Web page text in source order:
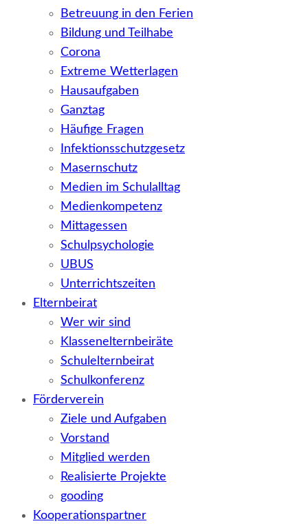
Betreuung in den Ferien
Bildung und Teilhabe
Corona
Extreme Wetterlagen
Hausaufgaben
Ganztag
Häufige Fragen
Infektionsschutzgesetz
Masernschutz
Medien im Schulalltag
Medienkompetenz
Mittagessen
Schulpsychologie
UBUS
Unterrichtszeiten
Elternbeirat
Wer wir sind
Klassenelternbeiräte
Schulelternbeirat
Schulkonferenz
Förderverein
Ziele und Aufgaben
Vorstand
Mitglied werden
Realisierte Projekte
gooding
Kooperationspartner